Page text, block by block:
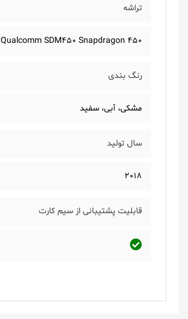
تراشه
Qualcomm SDM450 Snapdragon 450
رنگ بندی
مشکی، آبی، سفید
سال تولید
2018
قابلیت پشتیبانی از سیم کارت